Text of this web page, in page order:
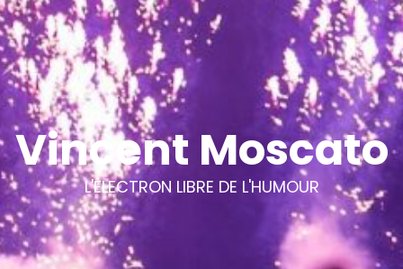
Vincent Moscato
L'ÉLECTRON LIBRE DE L'HUMOUR